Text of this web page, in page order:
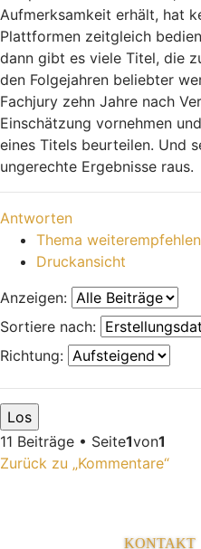
Aufmerksamkeit erhält, hat
Plattformen zeitgleich
dann gibt es viele Titel, die
den Folgejahren beliebter
Fachjury zehn Jahre nach
Einschätzung vornehmen
eines Titels beurteilen. Und
ungerechte Ergebnisse raus.
Antworten
Thema weiterempfehlen
Druckansicht
Anzeigen:
Sortiere nach:
Richtung:
11 Beiträge • Seite1von1
Zurück zu „Kommentare“
KONTAKT